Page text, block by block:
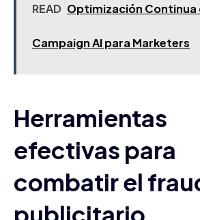
READ Optimización Continua
Campaign AI para Marketers
Herramientas
efectivas para
combatir el
publicitario